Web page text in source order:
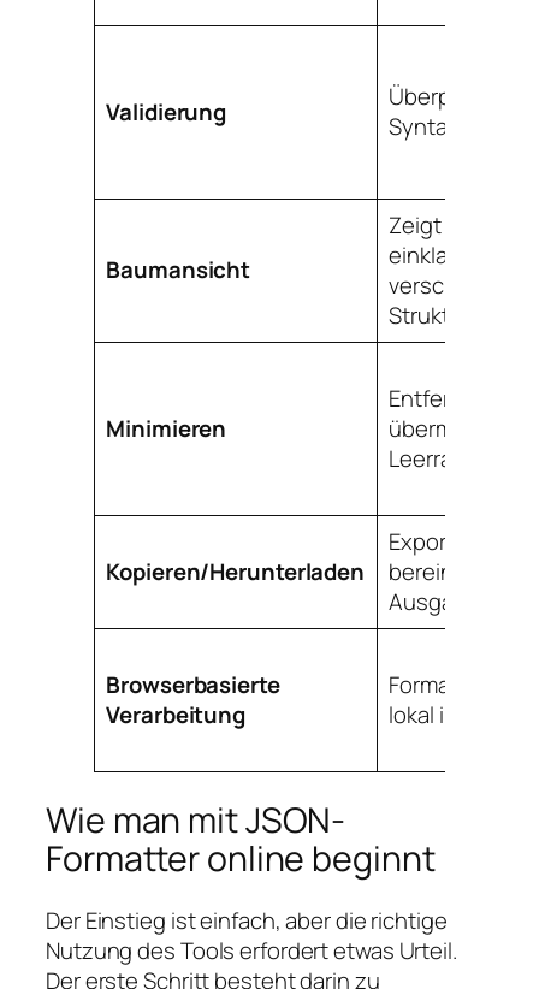
Validierung
Überprüft die
Baumansicht
Zeigt
einklappbare
Strukturen
Minimieren
Entfernt
übermäßigen
Leerraum
Kopieren/Herunterladen
Exportiert
bereinigte
Ausgabe
Browserbasierte
Verarbeitung
Formatiert
lokal im
Wie man mit JSON-
Formatter online beginnt
Der Einstieg ist einfach, aber die richtige
Nutzung des Tools erfordert etwas Urteil.
Der erste Schritt besteht darin zu